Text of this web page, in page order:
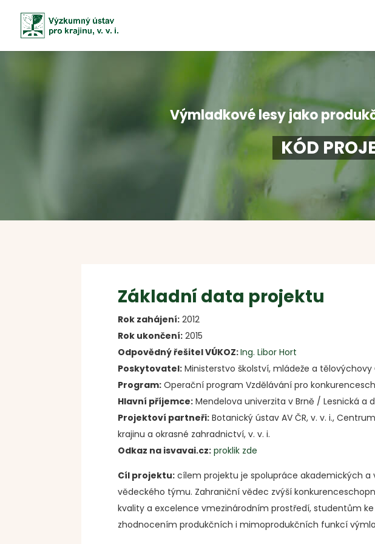
Výmladkové lesy jako
KÓD
Základní data projektu
Rok zahájení: 2012
Rok ukončení: 2015
Odpovědný řešitel VÚKOZ:Ing. Libor Hort
Poskytovatel: Ministerstvo školství, mládeže a tělovýchovy
Program: Operační program Vzdělávání pro
Hlavní příjemce: Mendelova univerzita v Brně / Lesnická a
Projektoví partneři: Botanický ústav AV ČR, v. v. i.,
krajinu a okrasné zahradnictví, v. v. i.
Odkaz na isvavai.cz: proklik zde
Cíl projektu: cílem projektu je spolupráce akademických
vědeckého týmu. Zahraniční vědec zvýší
kvality a excelence vmezinárodním prostředí, studentům
zhodnocením produkčních i mimoprodukčních funkcí